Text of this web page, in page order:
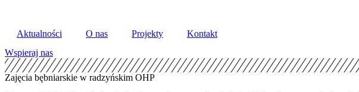
Aktualności O nas Projekty
Kontakt
Wspieraj nas
Zajęcia bębniarskie w radzyńskim OHP